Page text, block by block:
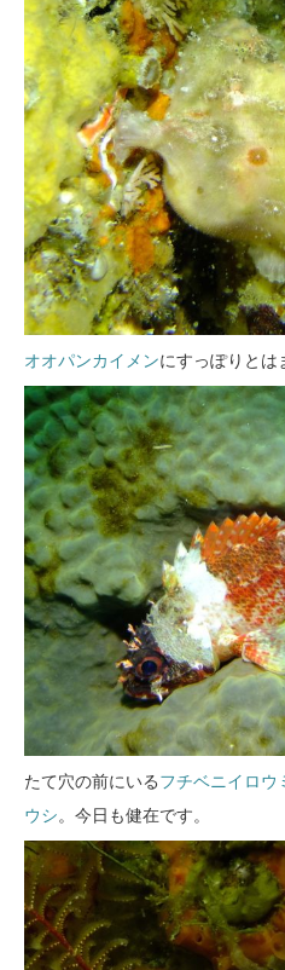
オオパンカイメンにすっぽりとは
たて穴の前にいるフチベニイロウ
ウシ。今日も健在です。